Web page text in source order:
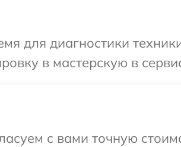
для диагностики
в мастерскую в
с вами точную